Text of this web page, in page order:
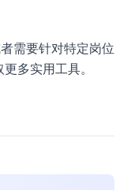
需要针对特定岗位
更多实用工具。